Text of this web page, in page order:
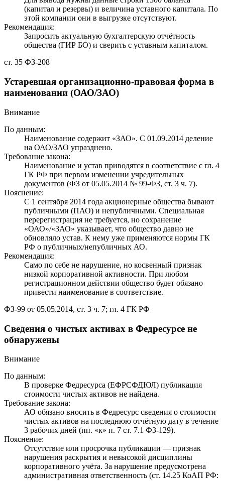
(капитал и резервы) и величина уставного капитала. По
этой компании они в выгрузке отсутствуют.
Рекомендация:
Запросить актуальную бухгалтерскую отчётность
общества (ГИР БО) и сверить с уставным капиталом.
ст. 35 ФЗ-208
Устаревшая организационно-правовая форма в
наименовании (ОАО/ЗАО)
Внимание
По данным:
Наименование содержит «ЗАО». С 01.09.2014 деление
на ОАО/ЗАО упразднено.
Требование закона:
Наименование и устав приводятся в соответствие с гл. 4
ГК РФ при первом изменении учредительных
документов (ФЗ от 05.05.2014 № 99-ФЗ, ст. 3 ч. 7).
Пояснение:
С 1 сентября 2014 года акционерные общества бывают
публичными (ПАО) и непубличными. Специальная
перерегистрация не требуется, но сохранение
«ОАО»/«ЗАО» указывает, что общество давно не
обновляло устав. К нему уже применяются нормы ГК
РФ о публичных/непубличных АО.
Рекомендация:
Само по себе не нарушение, но косвенный признак
низкой корпоративной активности. При любом
регистрационном действии общество будет обязано
привести наименование в соответствие.
ФЗ-99 от 05.05.2014, ст. 3 ч. 7; гл. 4 ГК РФ
Сведения о чистых активах в Федресурсе не
обнаружены
Внимание
По данным:
В проверке Федресурса (ЕФРСФДЮЛ) публикация
стоимости чистых активов не найдена.
Требование закона:
АО обязано вносить в Федресурс сведения о стоимости
чистых активов на последнюю отчётную дату в течение
3 рабочих дней (пп. «к» п. 7 ст. 7.1 ФЗ-129).
Пояснение:
Отсутствие или просрочка публикации — признак
нарушения раскрытия и невысокой дисциплины
корпоративного учёта. За нарушение предусмотрена
административная ответственность (ст. 14.25 КоАП РФ: